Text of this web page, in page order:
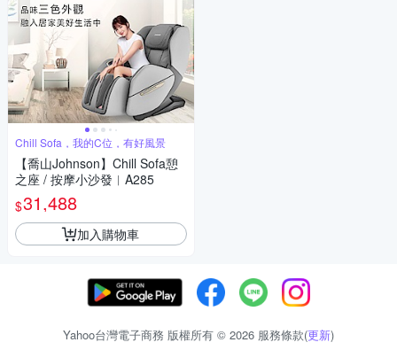
Chill Sofa，我的C位，有好風景
【喬山Johnson】Chill Sofa憩
之座 / 按摩小沙發︱A285
$31,488
加入購物車
Yahoo台灣電子商務 版權所有 © 2026 服務條款(更新)